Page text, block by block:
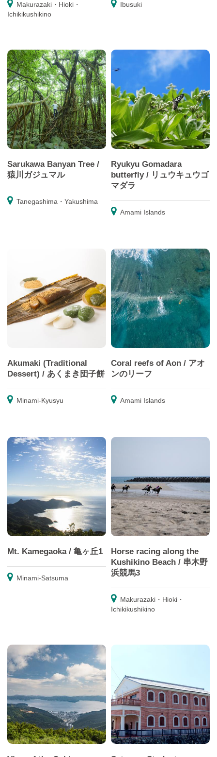
Makurazaki・Hioki・
Ichikikushikino
Ibusuki
Sarukawa Banyan Tree /
猿川ガジュマル
Tanegashima・Yakushima
Ryukyu Gomadara
butterfly / リュウキュウゴ
マダラ
Amami Islands
Akumaki (Traditional
Dessert) / あくまき団子餅
Minami-Kyusyu
Coral reefs of Aon / アオ
ンのリーフ
Amami Islands
Mt. Kamegaoka / 亀ヶ丘1
Minami-Satsuma
Horse racing along the
Kushikino Beach / 串木野
浜競馬3
Makurazaki・Hioki・
Ichikikushikino